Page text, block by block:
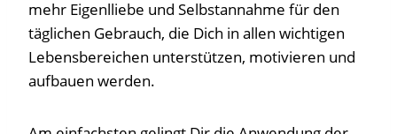
mehr Eigenlliebe und Selbstannahme für den
täglichen Gebrauch, die Dich in allen wichtigen
Lebensbereichen unterstützen, motivieren und
aufbauen werden.